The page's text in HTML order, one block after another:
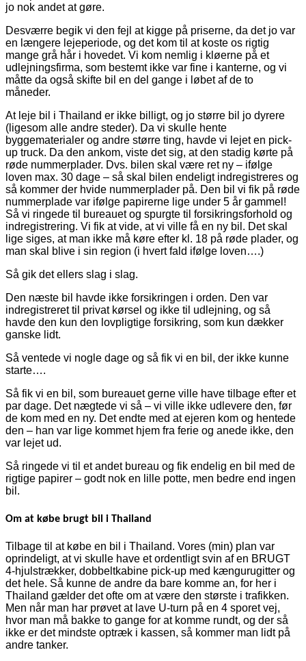
jo nok andet at gøre.
Desværre begik vi den fejl at kigge på priserne, da det jo var
en længere lejeperiode, og det kom til at koste os rigtig
mange grå hår i hovedet. Vi kom nemlig i kløerne på et
udlejningsfirma, som bestemt ikke var fine i kanterne, og vi
måtte da også skifte bil en del gange i løbet af de to
måneder.
At leje bil i Thailand er ikke billigt, og jo større bil jo dyrere
(ligesom alle andre steder). Da vi skulle hente
byggematerialer og andre større ting, havde vi lejet en pick-
up truck. Da den ankom, viste det sig, at den stadig kørte på
røde nummerplader. Dvs. bilen skal være ret ny – ifølge
loven max. 30 dage – så skal bilen endeligt indregistreres og
så kommer der hvide nummerplader på. Den bil vi fik på røde
nummerplade var ifølge papirerne lige under 5 år gammel!
Så vi ringede til bureauet og spurgte til forsikringsforhold og
indregistrering. Vi fik at vide, at vi ville få en ny bil. Det skal
lige siges, at man ikke må køre efter kl. 18 på røde plader, og
man skal blive i sin region (i hvert fald ifølge loven….)
Så gik det ellers slag i slag.
Den næste bil havde ikke forsikringen i orden. Den var
indregistreret til privat kørsel og ikke til udlejning, og så
havde den kun den lovpligtige forsikring, som kun dækker
ganske lidt.
Så ventede vi nogle dage og så fik vi en bil, der ikke kunne
starte….
Så fik vi en bil, som bureauet gerne ville have tilbage efter et
par dage. Det nægtede vi så – vi ville ikke udlevere den, før
de kom med en ny. Det endte med at ejeren kom og hentede
den – han var lige kommet hjem fra ferie og anede ikke, den
var lejet ud.
Så ringede vi til et andet bureau og fik endelig en bil med de
rigtige papirer – godt nok en lille potte, men bedre end ingen
bil.
Om at købe brugt bil i Thailand
Tilbage til at købe en bil i Thailand. Vores (min) plan var
oprindeligt, at vi skulle have et ordentligt svin af en BRUGT
4-hjulstrækker, dobbeltkabine pick-up med kængurugitter og
det hele. Så kunne de andre da bare komme an, for her i
Thailand gælder det ofte om at være den største i trafikken.
Men når man har prøvet at lave U-turn på en 4 sporet vej,
hvor man må bakke to gange for at komme rundt, og der så
ikke er det mindste optræk i kassen, så kommer man lidt på
andre tanker.